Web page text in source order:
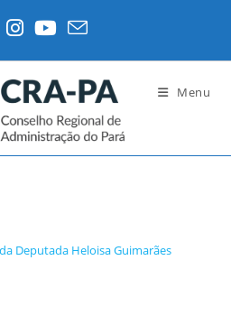
Menu
Deputada Heloisa Guimarães